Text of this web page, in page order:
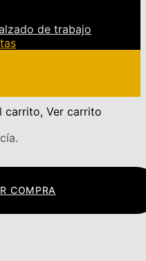
de trabajo
carrito, Ver carrito
COMPRA